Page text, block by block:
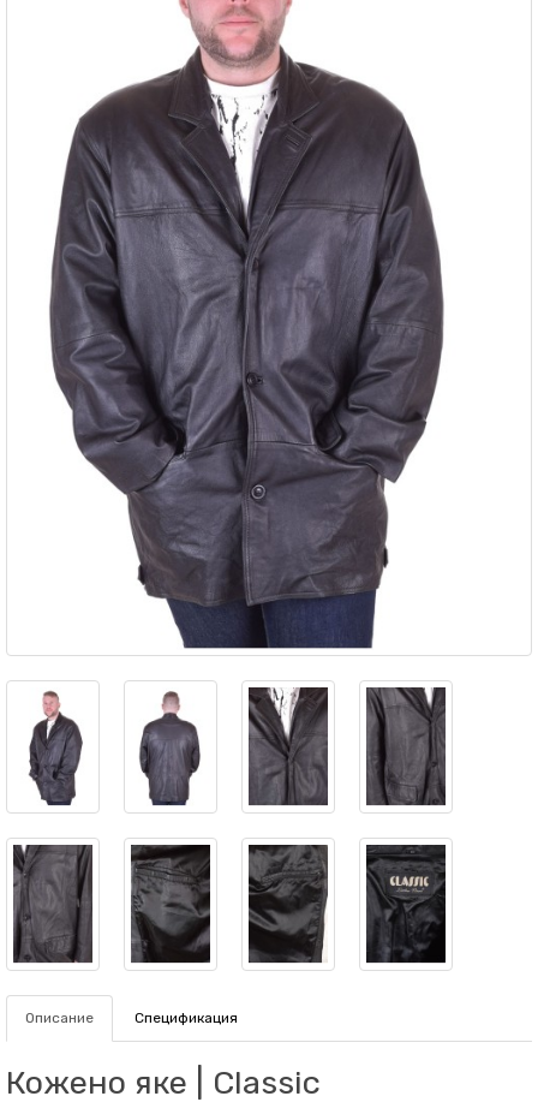
Описание Спецификация
Кожено яке | Classic